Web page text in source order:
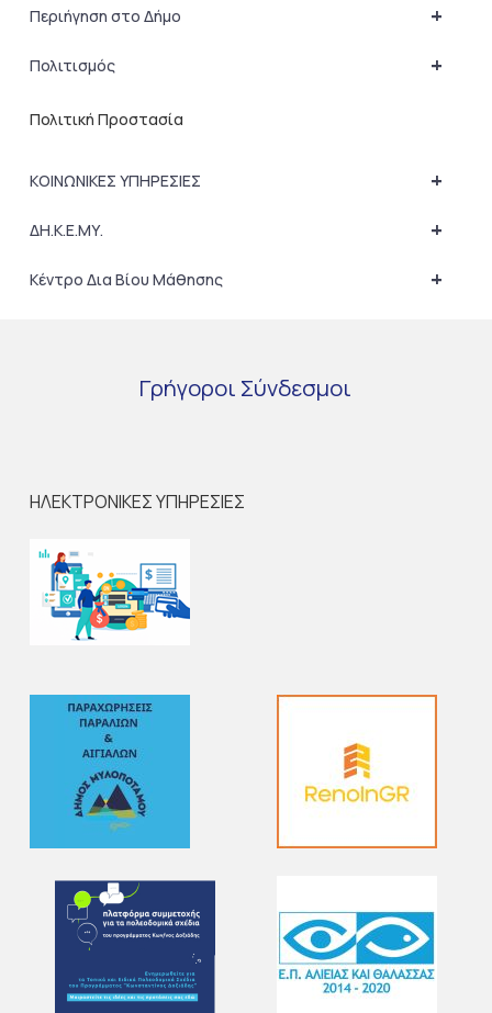
+
Περιήγηση στο Δήμο
+
Πολιτισμός
Πολιτική Προστασία
+
ΚΟΙΝΩΝΙΚΕΣ ΥΠΗΡΕΣΙΕΣ
+
ΔΗ.Κ.Ε.ΜΥ.
+
Κέντρο Δια Βίου Μάθησης
Γρήγοροι Σύνδεσμοι
ΗΛΕΚΤΡΟΝΙΚΕΣ ΥΠΗΡΕΣΙΕΣ